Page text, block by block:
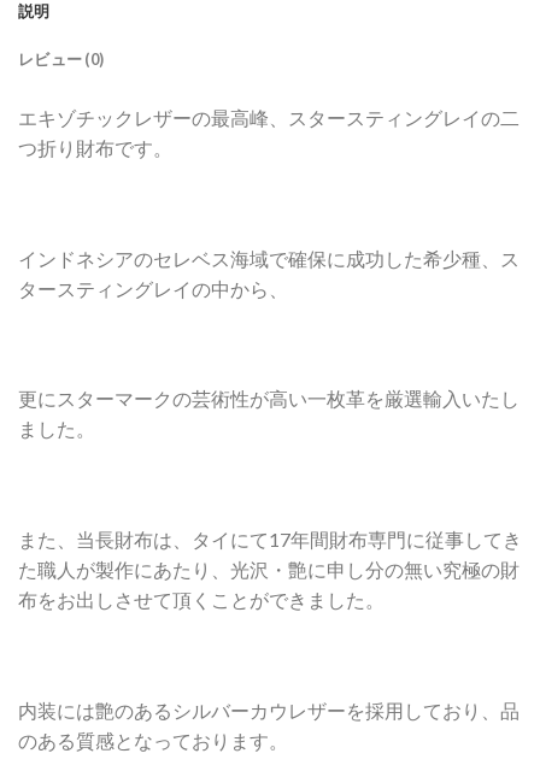
説明
レビュー (0)
エキゾチックレザーの最高峰、スタースティングレイの二
つ折り財布です。
インドネシアのセレベス海域で確保に成功した希少種、ス
タースティングレイの中から、
更にスターマークの芸術性が高い一枚革を厳選輸入いたし
ました。
また、当長財布は、タイにて17年間財布専門に従事してき
た職人が製作にあたり、光沢・艶に申し分の無い究極の財
布をお出しさせて頂くことができました。
内装には艶のあるシルバーカウレザーを採用しており、品
のある質感となっております。